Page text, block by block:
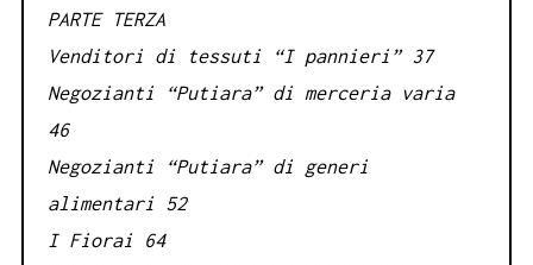
PARTE TERZA
Venditori di tessuti “I pannieri” 37
Negozianti “Putiara” di merceria varia
46
Negozianti “Putiara” di generi
alimentari 52
I Fiorai 64